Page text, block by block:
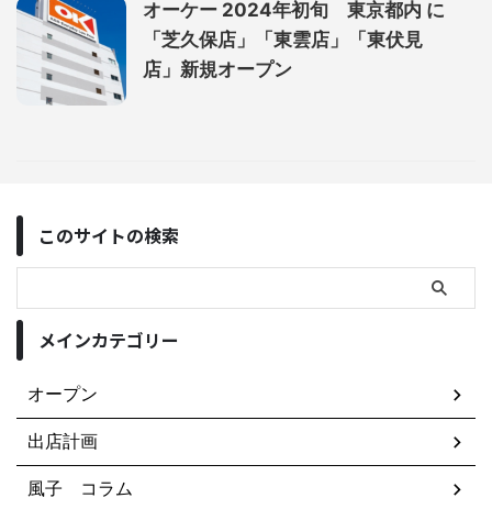
オーケー 2024年初旬 東京都内 に
「芝久保店」「東雲店」「東伏見
店」新規オープン
このサイトの検索
メインカテゴリー
オープン
出店計画
風子 コラム